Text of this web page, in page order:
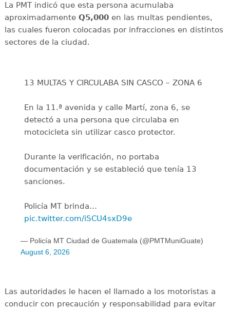
La PMT indicó que esta persona acumulaba
aproximadamente Q5,000en las multas pendientes,
las cuales fueron colocadas por infracciones en distintos
sectores de la ciudad.
13 MULTAS Y CIRCULABA SIN CASCO – ZONA 6
En la 11.ª avenida y calle Martí, zona 6, se
detectó a una persona que circulaba en
motocicleta sin utilizar casco protector.
Durante la verificación, no portaba
documentación y se estableció que tenía 13
sanciones.
Policía MT brinda…
pic.twitter.com/iSCU4sxD9e
— Policía MT Ciudad de Guatemala (@PMTMuniGuate)
August 6, 2026
Las autoridades le hacen el llamado a los motoristas a
conducir con precaución y responsabilidad para evitar